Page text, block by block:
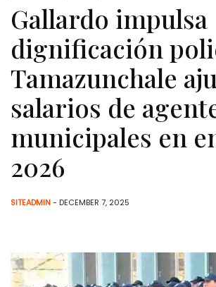
Gallardo impulsa
dignificación
Tamazunchale
salarios de
municipales en
2026
SITEADMIN- DECEMBER 7, 2025